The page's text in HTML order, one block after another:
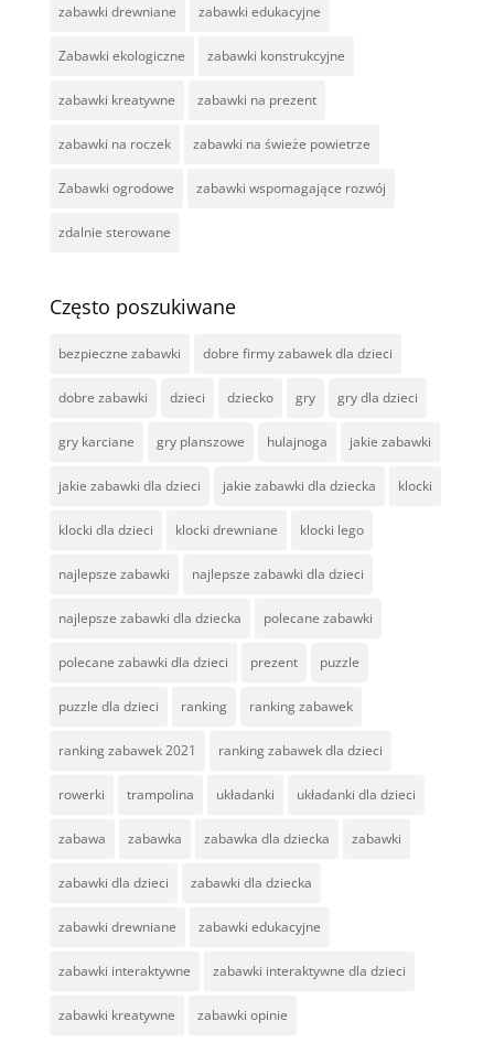
zabawki drewniane zabawki edukacyjne
Zabawki ekologiczne zabawki konstrukcyjne
zabawki kreatywne zabawki na prezent
zabawki na roczek zabawki na świeże powietrze
Zabawki ogrodowe zabawki wspomagające rozwój
zdalnie sterowane
Często poszukiwane
bezpieczne zabawki dobre firmy zabawek dla dzieci
dobre zabawki dzieci dziecko gry gry dla dzieci
gry karciane gry planszowe hulajnoga jakie zabawki
jakie zabawki dla dzieci jakie zabawki dla dziecka klocki
klocki dla dzieci klocki drewniane klocki lego
najlepsze zabawki najlepsze zabawki dla dzieci
najlepsze zabawki dla dziecka polecane zabawki
polecane zabawki dla dzieci prezent puzzle
puzzle dla dzieci ranking ranking zabawek
ranking zabawek 2021 ranking zabawek dla dzieci
rowerki trampolina układanki układanki dla dzieci
zabawa zabawka zabawka dla dziecka zabawki
zabawki dla dzieci zabawki dla dziecka
zabawki drewniane zabawki edukacyjne
zabawki interaktywne zabawki interaktywne dla dzieci
zabawki kreatywne zabawki opinie